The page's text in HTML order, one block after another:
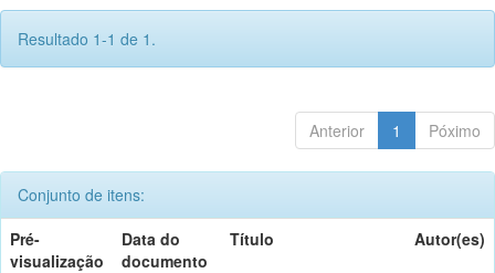
Resultado 1-1 de 1.
Anterior 1 Póximo
Conjunto de itens:
Pré-
visualização
Data do
documento
Título Autor(es)